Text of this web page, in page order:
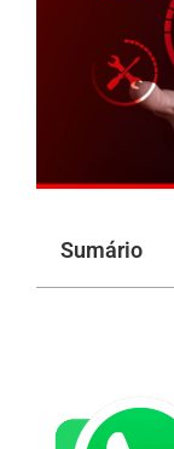
Sumário